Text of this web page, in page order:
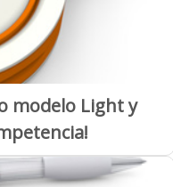
modelo Light y